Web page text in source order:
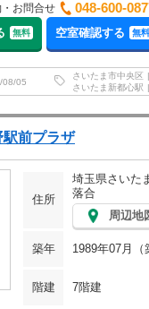
お問合せ
048-600-
無料 空室確認する 無料
08/05
さいたま市中央区
さいたま新都心駅
駅前プラザ
住所
埼玉県さいた
落合
周辺地
築年 1989年07月（
階建 7階建